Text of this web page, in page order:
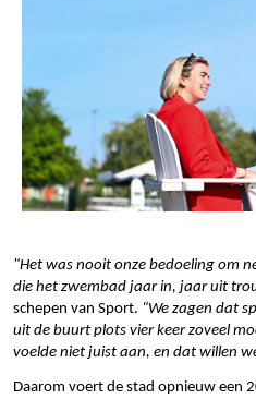
"Het was nooit onze bedoeling om
die het zwembad jaar in, jaar uit
schepen van Sport. “We zagen dat
uit de buurt plots vier keer zoveel
voelde niet juist aan, en dat willen
Daarom voert de stad opnieuw een